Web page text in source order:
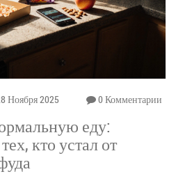
Ноября 2025 0 Комментарии
еду:
кто устал от